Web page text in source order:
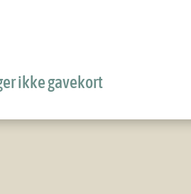
ikke gavekort